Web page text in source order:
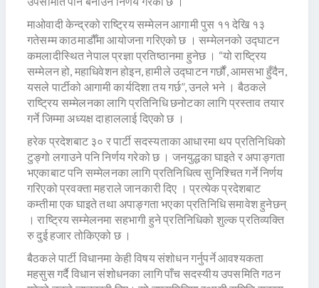
माओवादी केन्द्रको राष्ट्रिय सम्मेलन आगामी पुस ११ देखि १३
गतेसम्म काठमाडौँमा आयोजना गरिएको छ । सम्मेलनको उद्घाटन
कमलादीस्थित नेपाल प्रज्ञा प्रतिष्ठानमा हुनेछ । “यो राष्ट्रिय
सम्मेलन हो, महाधिवेशन होइन, हामीले उद्घाटन गर्छौं, आमसभा हुँदैन,
यसले पार्टीको आगामी कार्यदिशा तय गर्छ”, उनले भने । बैठकले
राष्ट्रिय सम्मेलनका लागि प्रतिनिधि छनोटका लागि प्रस्ताव तयार
गर्ने जिम्मा अध्यक्ष दाहाललाई दिएको छ ।
हरेक प्रदेशबाट ३० र पार्टी सदस्यताका आधारमा थप प्रतिनिधिको
टुङ्गो लगाउने पनि निर्णय गरेको छ । जनयुद्धका घाइते र अपाङ्गता
भएकाबाट पनि सम्मेलनका लागि प्रतिनिधित्व सुनिश्चित गर्ने निर्णय
गरिएको प्रवक्ता महराले जानकारी दिए । प्रत्येक प्रदेशबाट
कम्तीमा एक घाइते तथा अपाङ्गता भएका प्रतिनिधि समावेश हुनेछन्
। राष्ट्रिय सम्मेलनमा सहभागी हुने प्रतिनिधिको शुल्क प्रतिव्यक्ति
रु दुई हजार तोकिएको छ ।
बैठकले पार्टी विधानमा केही विषय संशोधन गर्नुपर्ने आवश्यकता
महसुस गर्दै विधान संशोधनका लागि पाँच सदस्यीय उपसमिति गठन